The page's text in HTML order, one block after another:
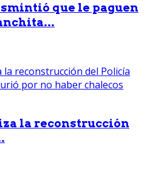
que le paguen
la reconstrucción